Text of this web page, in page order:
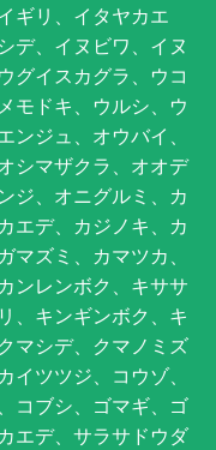
ギリ、イタヤカエ
デ、イヌビワ、イヌ
グイスカグラ、ウコ
モドキ、ウルシ、ウ
ジュ、オウバイ、
シマザクラ、オオデ
ジ、オニグルミ、カ
エデ、カジノキ、カ
ズミ、カマツカ、
ンレンボク、キササ
、キンギンボク、キ
マシデ、クマノミズ
ツツジ、コウゾ、
コブシ、ゴマギ、ゴ
エデ、サラサドウダ